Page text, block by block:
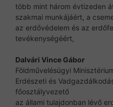
több mint három évtizeden
szakmai munkájáért, a
az erdővédelem és az
tevékenységéért,
Dalvári Vince Gábor
Földművelésügyi
Erdészeti és
főosztályvezető
az állami tulajdonban lévő